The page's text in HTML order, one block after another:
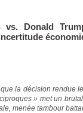
vs. Donald
la décision rendue
» met un
menée tambour